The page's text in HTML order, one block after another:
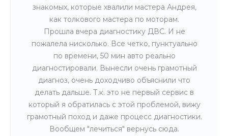
знакомых, которые хвалили мастера Андрея,
как толкового мастера по моторам.
Прошла вчера диагностику ДВС. И не
пожалела нисколько. Все четко, пунктуально
по времени, 50 мин авто реально
диагностировали. Вынесли очень грамотный
диагноз, очень доходчиво объяснили что
делать дальше. Т.к. это не первый сервис в
который я обратилась с этой проблемой, вижу
грамотный поход и даже процесс диагностики.
Вообщем "лечиться" вернусь сюда.